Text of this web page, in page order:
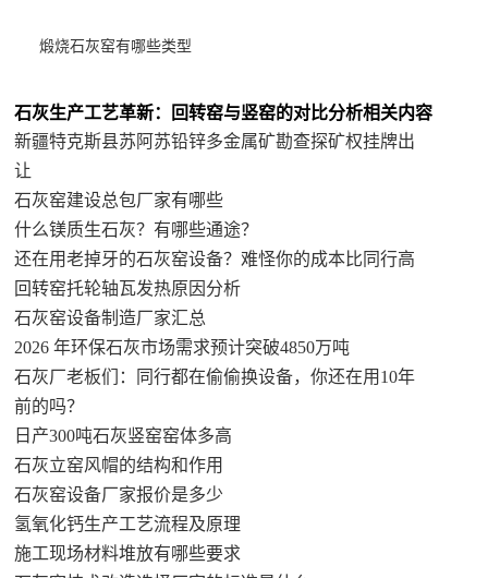
煅烧石灰窑有哪些类型
石灰生产工艺革新：回转窑与竖窑的对比分析相关内容
新疆特克斯县苏阿苏铅锌多金属矿勘查探矿权挂牌出
让
石灰窑建设总包厂家有哪些
什么镁质生石灰？有哪些通途？
还在用老掉牙的石灰窑设备？难怪你的成本比同行高
回转窑托轮轴瓦发热原因分析
石灰窑设备制造厂家汇总
2026 年环保石灰市场需求预计突破4850万吨
石灰厂老板们：同行都在偷偷换设备，你还在用10年
前的吗？
日产300吨石灰竖窑窑体多高
石灰立窑风帽的结构和作用
石灰窑设备厂家报价是多少
氢氧化钙生产工艺流程及原理
施工现场材料堆放有哪些要求